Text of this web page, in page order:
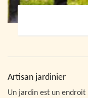
Artisan jardinier
Un jardin est un endroit